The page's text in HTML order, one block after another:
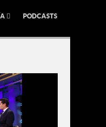
PODCASTS